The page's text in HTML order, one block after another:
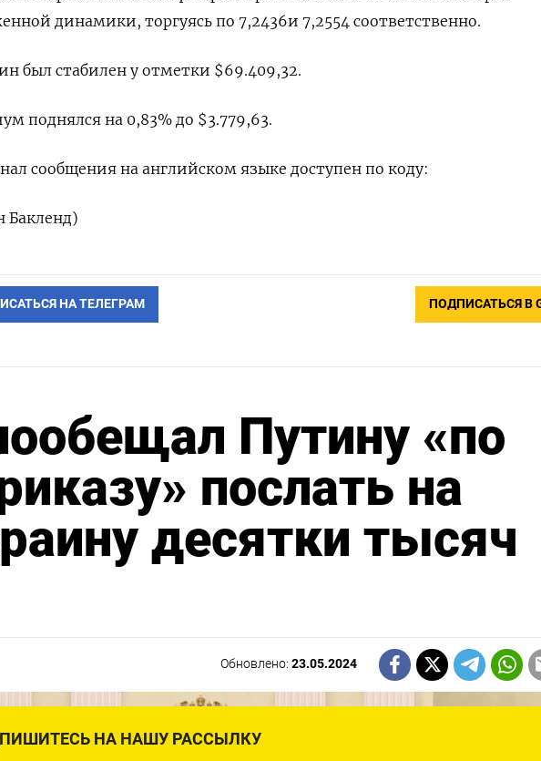
НА НАШУ РАССЫЛКУ
динамики, торгуясь по 7,2436​ и 7,2554 соответственно.
был стабилен у отметки $69.409,32.
поднялся на 0,83% до $3.779,63.
сообщения на английском языке доступен по коду:
Бакленд)
НА ТЕЛЕГРАМ ПОДПИСАТЬСЯ В
Путину «по
послать на
десятки тысяч
Обновлено:23.05.2024